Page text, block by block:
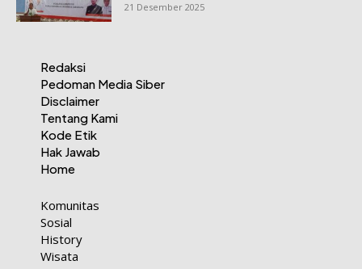
21 Desember 2025
Redaksi
Pedoman Media Siber
Disclaimer
Tentang Kami
Kode Etik
Hak Jawab
Home
Komunitas
Sosial
History
Wisata